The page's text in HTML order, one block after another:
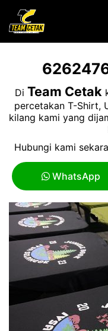
Di Team Cetak
percetakan T-Shirt,
kilang kami yang
Hubungi kami
WhatsApp